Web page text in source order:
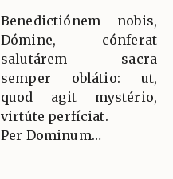
Benedictiónem nobis,
Dómine, cónferat
salutárem sacra
semper oblátio: ut,
quod agit mystério,
virtúte perfíciat.
Per Dominum…